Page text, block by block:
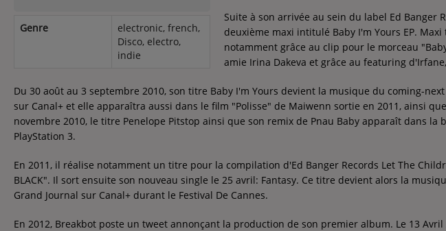
Cultur'Ciné - Jean Meurice
Contact
Régie Publicitaire
Genre
electronic, french,
Disco, electro,
indie
Suite à son arrivée au sein du label Ed Banger
deuxième maxi intitulé Baby I'm Yours EP.
notamment grâce au clip pour le morceau
amie Irina Dakeva et grâce au featuring
Du 30 août au 3 septembre 2010, son titre Baby I'm Yours devient la musique du coming-
sur Canal+ et elle apparaîtra aussi dans le film "Polisse" de Maiwenn sortie en 2011, ainsi
novembre 2010, le titre Penelope Pitstop ainsi que son remix de Pnau Baby apparaît dans la
PlayStation 3.
En 2011, il réalise notamment un titre pour la compilation d'Ed Banger Records Let The
BLACK". Il sort ensuite son nouveau single le 25 avril: Fantasy. Ce titre devient alors la
Grand Journal sur Canal+ durant le Festival De Cannes.
En 2012, Breakbot poste un tweet annonçant la production de son premier album. Le 13 Avril